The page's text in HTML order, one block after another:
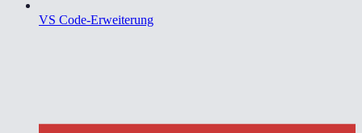
VS Code-Erweiterung